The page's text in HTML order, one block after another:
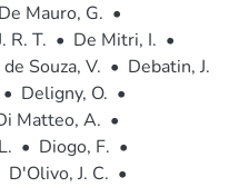
De Mauro, G. •
R. T. • De Mitri, I. •
de Souza, V. • Debatin, J.
• Deligny, O. •
Matteo, A. •
• Diogo, F. •
D'Olivo, J. C. •